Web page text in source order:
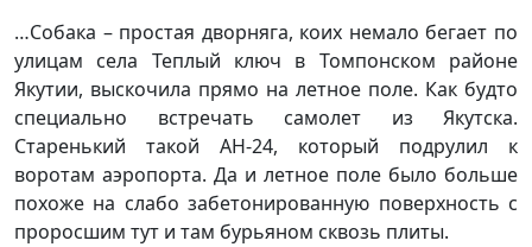
…Собака – простая дворняга, коих немало бегает по
улицам села Теплый ключ в Томпонском районе
Якутии, выскочила прямо на летное поле. Как будто
специально встречать самолет из Якутска.
Старенький такой АН-24, который подрулил к
воротам аэропорта. Да и летное поле было больше
похоже на слабо забетонированную поверхность с
проросшим тут и там бурьяном сквозь плиты.